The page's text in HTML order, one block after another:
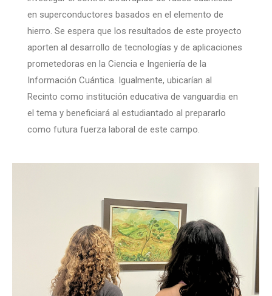
en superconductores basados en el elemento de
hierro. Se espera que los resultados de este proyecto
aporten al desarrollo de tecnologías y de aplicaciones
prometedoras en la Ciencia e Ingeniería de la
Información Cuántica. Igualmente, ubicarían al
Recinto como institución educativa de vanguardia en
el tema y beneficiará al estudiantado al prepararlo
como futura fuerza laboral de este campo.